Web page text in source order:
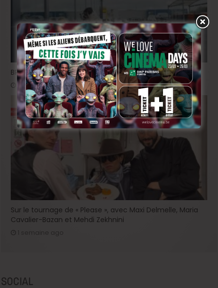
BRIFF 2026: la Compétition belge!
2 jours ago
Sur le tournage de « Please », avec Maxi Delmelle, Maria
Cavalier-Bazan et Mehdi Zekhnini
SOCIAL